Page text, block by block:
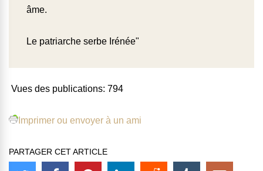
âme.
Le patriarche serbe Irénée"
Vues des publications: 794
Imprimer ou envoyer à un ami
PARTAGER CET ARTICLE